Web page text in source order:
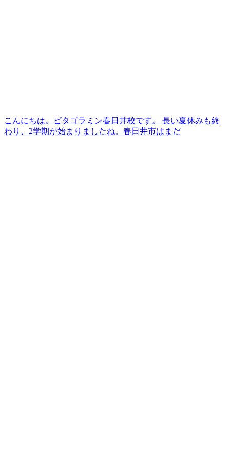
こんにちは。ピタゴラミン春日井校です。 長い夏休みも終
わり、2学期が始まりましたね。春日井市はまだ